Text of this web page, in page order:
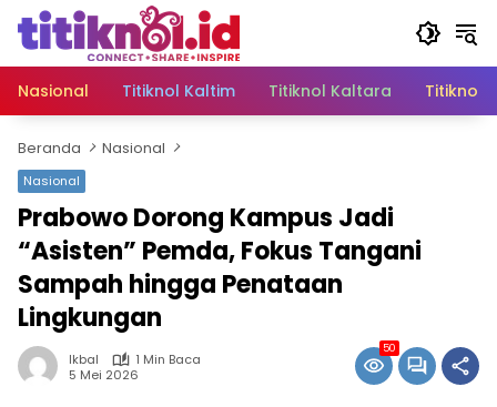
Langsung
konten
Nasional
Titiknol Kaltim Titiknol Kaltara Titiknol
Beranda Nasional
Nasional
Prabowo Dorong Kampus Jadi
“Asisten” Pemda, Fokus Tangani
Sampah hingga Penataan
Lingkungan
Ikbal
1 Min Baca
5 Mei 2026
50